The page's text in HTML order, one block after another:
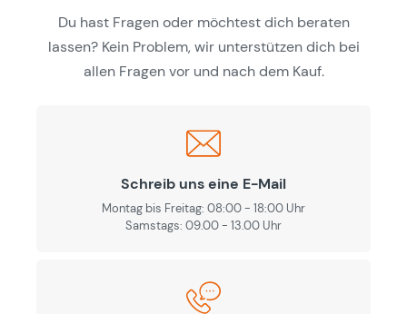
Du hast Fragen oder möchtest dich beraten
lassen? Kein Problem, wir unterstützen dich bei
allen Fragen vor und nach dem Kauf.
Schreib uns eine E-Mail
Montag bis Freitag: 08:00 - 18:00 Uhr
Samstags: 09.00 - 13.00 Uhr